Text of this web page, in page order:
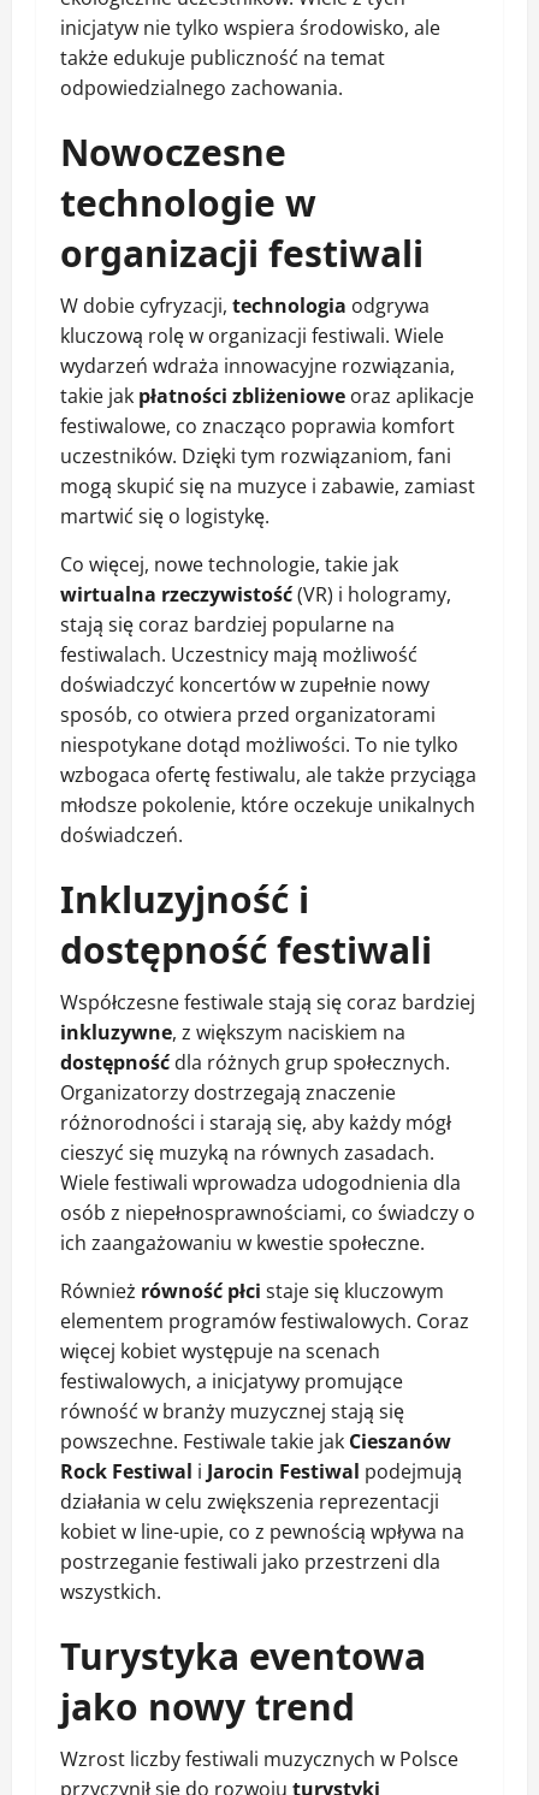
inicjatyw nie tylko wspiera środowisko, ale
także edukuje publiczność na temat
odpowiedzialnego zachowania.
Nowoczesne
technologie w
organizacji festiwali
W dobie cyfryzacji, technologia odgrywa
kluczową rolę w organizacji festiwali. Wiele
wydarzeń wdraża innowacyjne rozwiązania,
takie jak płatności zbliżeniowe oraz aplikacje
festiwalowe, co znacząco poprawia komfort
uczestników. Dzięki tym rozwiązaniom, fani
mogą skupić się na muzyce i zabawie, zamiast
martwić się o logistykę.
Co więcej, nowe technologie, takie jak
wirtualna rzeczywistość(VR) i hologramy,
stają się coraz bardziej popularne na
festiwalach. Uczestnicy mają możliwość
doświadczyć koncertów w zupełnie nowy
sposób, co otwiera przed organizatorami
niespotykane dotąd możliwości. To nie tylko
wzbogaca ofertę festiwalu, ale także przyciąga
młodsze pokolenie, które oczekuje unikalnych
doświadczeń.
Inkluzyjność i
dostępność festiwali
Współczesne festiwale stają się coraz bardziej
inkluzywne, z większym naciskiem na
dostępność dla różnych grup społecznych.
Organizatorzy dostrzegają znaczenie
różnorodności i starają się, aby każdy mógł
cieszyć się muzyką na równych zasadach.
Wiele festiwali wprowadza udogodnienia dla
osób z niepełnosprawnościami, co świadczy o
ich zaangażowaniu w kwestie społeczne.
Również równość płci staje się kluczowym
elementem programów festiwalowych. Coraz
więcej kobiet występuje na scenach
festiwalowych, a inicjatywy promujące
równość w branży muzycznej stają się
powszechne. Festiwale takie jak Cieszanów
Rock Festiwal i Jarocin Festiwal podejmują
działania w celu zwiększenia reprezentacji
kobiet w line-upie, co z pewnością wpływa na
postrzeganie festiwali jako przestrzeni dla
wszystkich.
Turystyka eventowa
jako nowy trend
Wzrost liczby festiwali muzycznych w Polsce
przyczynił się do rozwoju turystyki